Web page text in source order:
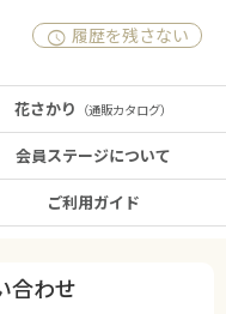
履歴を残さない
花さかり （通販カタログ）
会員ステージについて
ご利用ガイド
合わせ